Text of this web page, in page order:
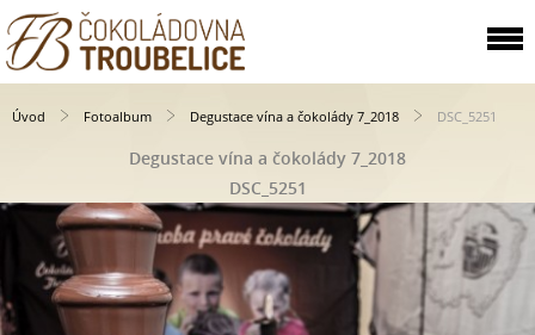
Úvod Fotoalbum Degustace vína a čokolády 7_2018 DSC_5251
Degustace vína a čokolády 7_2018
DSC_5251